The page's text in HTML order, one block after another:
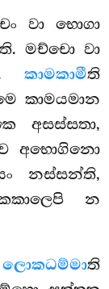
වා භොගා
මච්චො වා
කාමකාමීති
කාමයමාන
අසස්සතා,
ච අභොගිනො
නස්සන්ති,
න
ති